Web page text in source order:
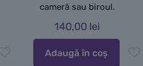
cameră sau biroul.
140,00 lei
Adaugă în coș